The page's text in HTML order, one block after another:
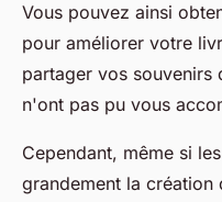
Vous pouvez ainsi
pour améliorer votre
partager vos souvenirs
n'ont pas pu vous
Cependant, même si
grandement la